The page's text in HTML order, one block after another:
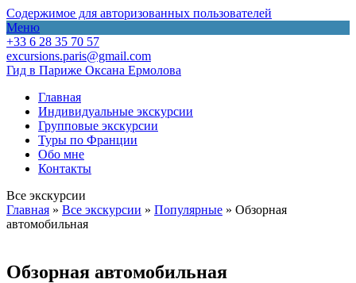
Содержимое для авторизованных пользователей
Меню
+33 6 28 35 70 57
excursions.paris@gmail.com
Гид в Париже Оксана Ермолова
Главная
Индивидуальные экскурсии
Групповые экскурсии
Туры по Франции
Обо мне
Контакты
Все экскурсии
Главная » Все экскурсии » Популярные » Обзорная
автомобильная
Обзорная автомобильная